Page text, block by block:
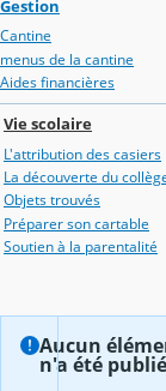
Gestion
Cantine
menus de la cantine
Aides financières
Vie scolaire
L'attribution des casiers
La découverte du
Objets trouvés
Préparer son cartable
Soutien à la parentalité
Aucun
n'a été